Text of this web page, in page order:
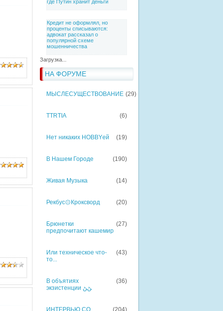
где Путин хранит деньги
Кредит не оформлял, но
проценты списываются:
адвокат рассказал о
популярной схеме
мошенничества
Загрузка...
НА ФОРУМЕ
МЫСЛЕСУЩЕСТВОВАНИЕ (29)
TTRTIA (6)
Нет никаких HOBBYей (19)
В Нашем Городе (190)
Живая Музыка (14)
Рекбус۞Кроксворд (20)
Брюнетки
предпочитают кашемир
(27)
Или техническое что-
то...
(43)
В объятиях
экзистенции ﮡﮡ
(36)
ИНТЕРВЬЮ СО
(204)